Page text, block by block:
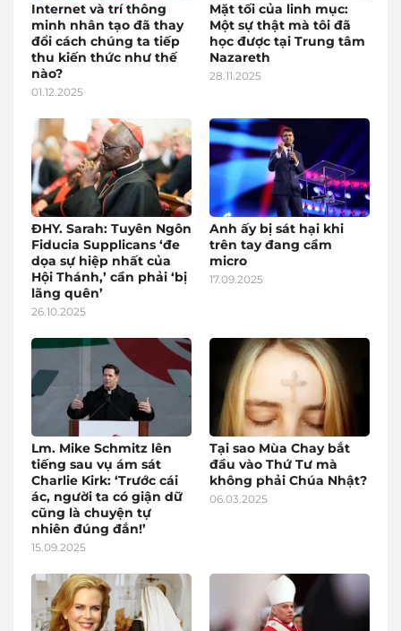
Internet và trí thông
minh nhân tạo đã thay
đổi cách chúng ta tiếp
thu kiến thức như thế
nào?
01.12.2025
Mặt tối của linh mục:
Một sự thật mà tôi đã
học được tại Trung tâm
Nazareth
28.11.2025
ĐHY. Sarah: Tuyên Ngôn
Fiducia Supplicans ‘đe
dọa sự hiệp nhất của
Hội Thánh,’ cần phải ‘bị
lãng quên’
26.10.2025
Anh ấy bị sát hại khi
trên tay đang cầm
micro
17.09.2025
Lm. Mike Schmitz lên
tiếng sau vụ ám sát
Charlie Kirk: ‘Trước cái
ác, người ta có giận dữ
cũng là chuyện tự
nhiên đúng đắn!’
15.09.2025
Tại sao Mùa Chay bắt
đầu vào Thứ Tư mà
không phải Chúa Nhật?
06.03.2025